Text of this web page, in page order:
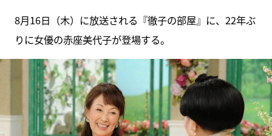
8月16日（木）に放送される『徹子の部屋』に、22年ぶ
りに女優の赤座美代子が登場する。